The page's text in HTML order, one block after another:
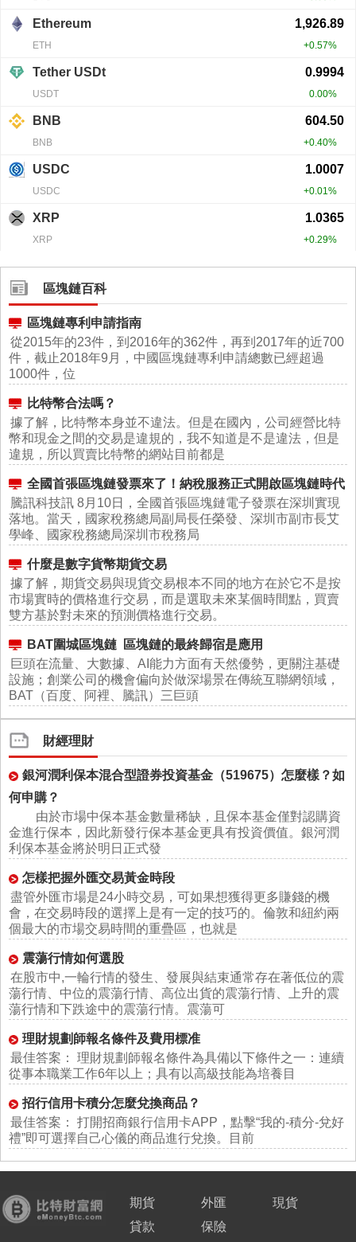
區塊鏈百科
區塊鏈專利申請指南
從2015年的23件，到2016年的362件，再到2017年的近700
件，截止2018年9月，中國區塊鏈專利申請總數已經超過
1000件，位
比特幣合法嗎？
據了解，比特幣本身並不違法。但是在國內，公司經營比特
幣和現金之間的交易是違規的，我不知道是不是違法，但是
違規，所以買賣比特幣的網站目前都是
全國首張區塊鏈發票來了！納稅服務正式開啟區塊鏈時代
騰訊科技訊 8月10日，全國首張區塊鏈電子發票在深圳實現
落地。當天，國家稅務總局副局長任榮發、深圳市副市長艾
學峰、國家稅務總局深圳市稅務局
什麼是數字貨幣期貨交易
據了解，期貨交易與現貨交易根本不同的地方在於它不是按
市場實時的價格進行交易，而是選取未來某個時間點，買賣
雙方基於對未來的預測價格進行交易。
BAT圍城區塊鏈 區塊鏈的最終歸宿是應用
巨頭在流量、大數據、AI能力方面有天然優勢，更關注基礎
設施；創業公司的機會偏向於做深場景在傳統互聯網領域，
BAT（百度、阿裡、騰訊）三巨頭
財經理財
銀河潤利保本混合型證券投資基金（519675）怎麼樣？如
何申購？
由於市場中保本基金數量稀缺，且保本基金僅對認購資
金進行保本，因此新發行保本基金更具有投資價值。銀河潤
利保本基金將於明日正式發
怎樣把握外匯交易黃金時段
盡管外匯市場是24小時交易，可如果想獲得更多賺錢的機
會，在交易時段的選擇上是有一定的技巧的。倫敦和紐約兩
個最大的市場交易時間的重疊區，也就是
震蕩行情如何選股
在股市中,一輪行情的發生、發展與結束通常存在著低位的震
蕩行情、中位的震蕩行情、高位出貨的震蕩行情、上升的震
蕩行情和下跌途中的震蕩行情。震蕩可
理財規劃師報名條件及費用標准
最佳答案： 理財規劃師報名條件為具備以下條件之一：連續
從事本職業工作6年以上；具有以高級技能為培養目
招行信用卡積分怎麼兌換商品？
最佳答案： 打開招商銀行信用卡APP，點擊“我的-積分-兌好
禮”即可選擇自己心儀的商品進行兌換。目前
期貨 外匯
現貨
貸款
保險